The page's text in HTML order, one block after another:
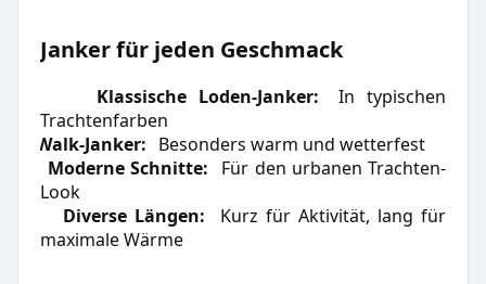
Janker für jeden Geschmack
Klassische Loden-Janker:
In typischen
Trachtenfarben
Walk-Janker: Besonders warm und wetterfest
Moderne Schnitte:
Für den urbanen Trachten-
Look
Diverse Längen:
Kurz für Aktivität, lang für
maximale Wärme